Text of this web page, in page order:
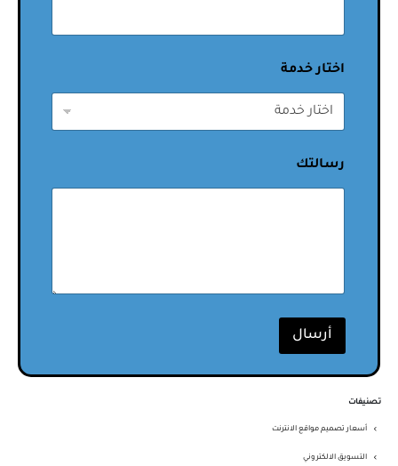
اختار خدمة
رسالتك
أرسال
تصنيفات
أسعار تصميم مواقع الانترنت
التسويق الالكتروني